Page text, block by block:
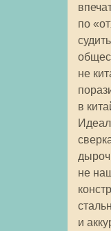
по
не
в
не
и